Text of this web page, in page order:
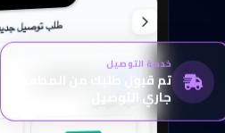
خدمة التوصيل
تم قبول طلبك من المطعم
جاري التوصيل